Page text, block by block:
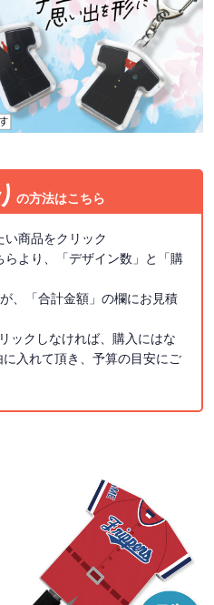
の方法はこちら
商品をクリック
より、「デザイン数」と「購
、「合計金額」の欄にお見積
ックしなければ、購入にはな
入れて頂き、予算の目安にご